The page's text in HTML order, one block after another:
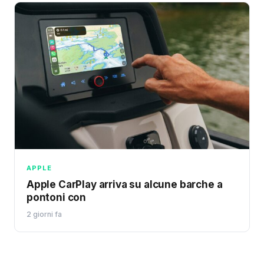
APPLE
Apple CarPlay arriva su alcune barche a
pontoni con
2 giorni fa